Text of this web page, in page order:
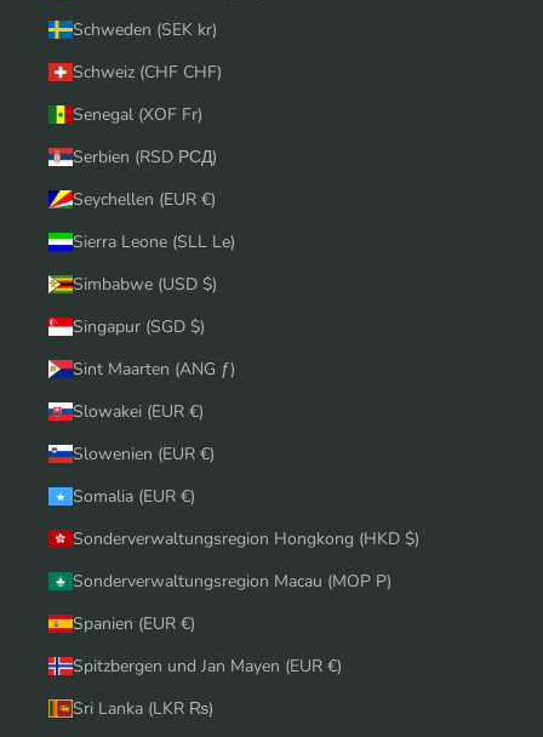
Schweden (SEK kr)
Schweiz (CHF CHF)
Senegal (XOF Fr)
Serbien (RSD РСД)
Seychellen (EUR €)
Sierra Leone (SLL Le)
Simbabwe (USD $)
Singapur (SGD $)
Sint Maarten (ANG ƒ)
Slowakei (EUR €)
Slowenien (EUR €)
Somalia (EUR €)
Sonderverwaltungsregion Hongkong (HKD $)
Sonderverwaltungsregion Macau (MOP P)
Spanien (EUR €)
Spitzbergen und Jan Mayen (EUR €)
Sri Lanka (LKR ₨)